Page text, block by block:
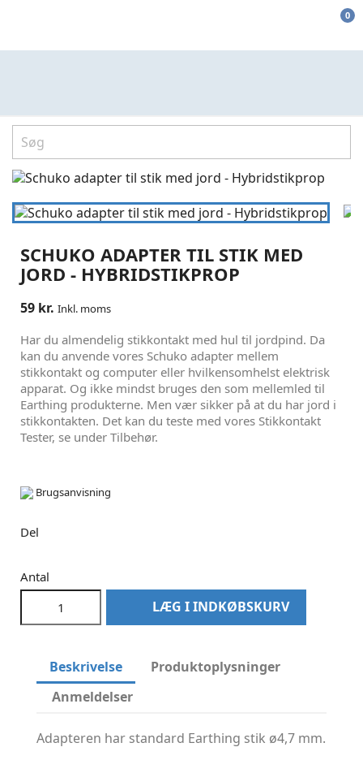
0
SCHUKO ADAPTER TIL STIK MED
JORD - HYBRIDSTIKPROP
59 kr. Inkl. moms
Har du almendelig stikkontakt med hul til jordpind. Da
kan du anvende vores Schuko adapter mellem
stikkontakt og computer eller hvilkensomhelst elektrisk
apparat. Og ikke mindst bruges den som mellemled til
Earthing produkterne. Men vær sikker på at du har jord i
stikkontakten. Det kan du teste med vores Stikkontakt
Tester, se under Tilbehør.
Brugsanvisning
Del
Antal
LÆG I INDKØBSKURV
Beskrivelse
Produktoplysninger
Anmeldelser
Adapteren har standard Earthing stik ø4,7 mm.